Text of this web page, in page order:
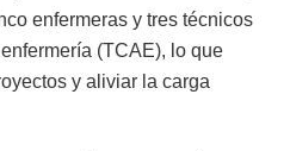
enfermeras y tres técnicos
(TCAE), lo que
y aliviar la carga